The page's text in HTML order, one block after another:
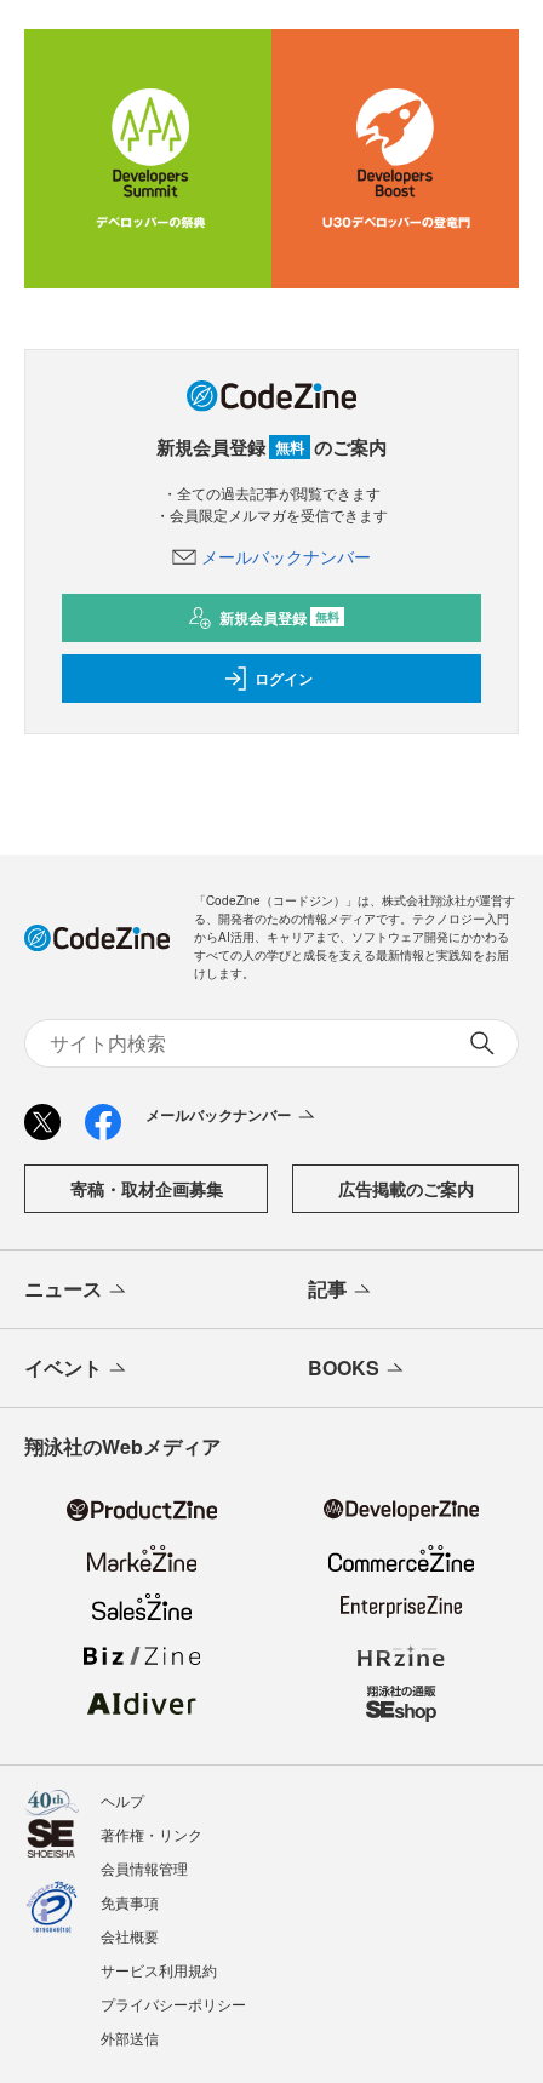
新規会員登録 無料 のご案内
・全ての過去記事が閲覧できます
・会員限定メルマガを受信できます
メールバックナンバー
新規会員登録 無料
ログイン
「CodeZine（コードジン）」は、株式会社翔泳社が運営す
る、開発者のための情報メディアです。テクノロジー入門
からAI活用、キャリアまで、ソフトウェア開発にかかわる
すべての人の学びと成長を支える最新情報と実践知をお届
けします。
メールバックナンバー
寄稿・取材企画募集 広告掲載のご案内
ニュース 記事
イベント BOOKS
翔泳社のWebメディア
ヘルプ
著作権・リンク
会員情報管理
免責事項
会社概要
サービス利用規約
プライバシーポリシー
外部送信